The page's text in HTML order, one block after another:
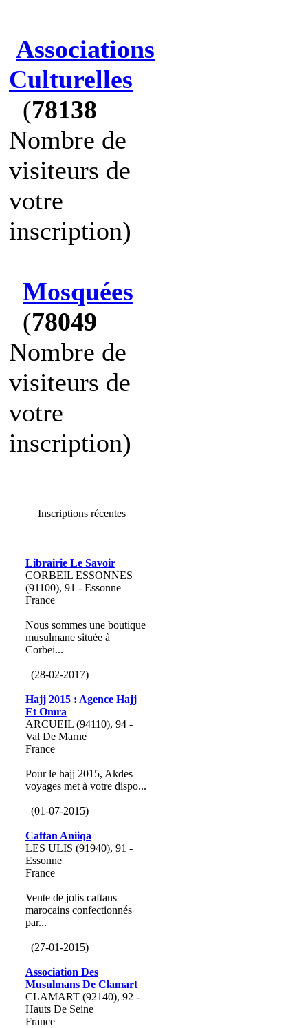
Associations
Culturelles
(78138
Nombre de
visiteurs de
votre
inscription)
Mosquées
(78049
Nombre de
visiteurs de
votre
inscription)
Inscriptions récentes
Librairie Le Savoir
CORBEIL ESSONNES
(91100), 91 - Essonne
France
Nous sommes une boutique
musulmane située à
Corbei...
(28-02-2017)
Hajj 2015 : Agence Hajj
Et Omra
ARCUEIL (94110), 94 -
Val De Marne
France
Pour le hajj 2015, Akdes
voyages met à votre dispo...
(01-07-2015)
Caftan Aniiqa
LES ULIS (91940), 91 -
Essonne
France
Vente de jolis caftans
marocains confectionnés
par...
(27-01-2015)
Association Des
Musulmans De Clamart
CLAMART (92140), 92 -
Hauts De Seine
France